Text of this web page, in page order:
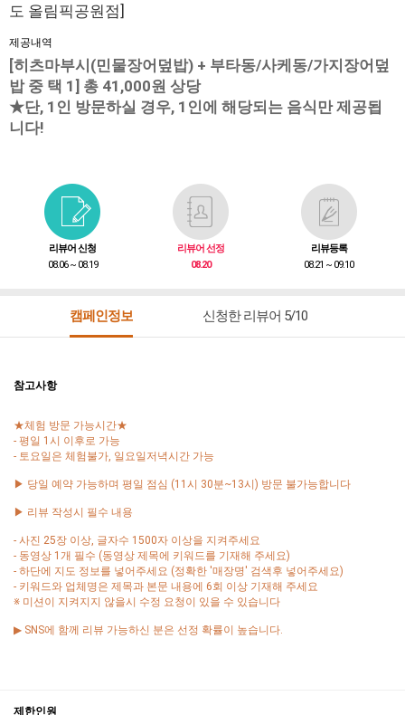
도 올림픽공원점]
제공내역
[히츠마부시(민물장어덮밥) + 부타동/사케동/가지장어덮
밥 중 택 1] 총 41,000원 상당
★단, 1인 방문하실 경우, 1인에 해당되는 음식만 제공됩
니다!
리뷰어 신청
08.06 ~ 08.19
리뷰어 선정
08.20
리뷰등록
08.21 ~ 09.10
캠페인정보 신청한 리뷰어 5/10
참고사항
★체험 방문 가능시간★
- 평일 1시 이후로 가능
- 토요일은 체험불가, 일요일저녁시간 가능
▶ 당일 예약 가능하며 평일 점심 (11시 30분~13시) 방문 불가능합니다
▶ 리뷰 작성시 필수 내용
- 사진 25장 이상, 글자수 1500자 이상을 지켜주세요
- 동영상 1개 필수 (동영상 제목에 키워드를 기재해 주세요)
- 하단에 지도 정보를 넣어주세요 (정확한 '매장명' 검색후 넣어주세요)
- 키워드와 업체명은 제목과 본문 내용에 6회 이상 기재해 주세요
※ 미션이 지켜지지 않을시 수정 요청이 있을 수 있습니다
▶ SNS에 함께 리뷰 가능하신 분은 선정 확률이 높습니다.
제한인원